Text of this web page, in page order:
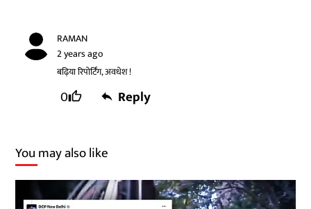
RAMAN
2 years ago
बढ़िया रिपोर्टिंग, अवधेश !
0 Reply
You may also like